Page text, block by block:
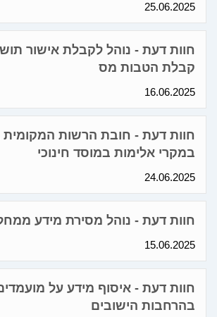
25.06.2025
חוות דעת - נוהל לקבלת אישור
קבלת הטבות מס
16.06.2025
חוות דעת - חובת הרשות המקומית
במקרי אלימות במוסד חינוכי
24.06.2025
חוות דעת - נוהל מסירת מידע
15.06.2025
חוות דעת - איסוף מידע על
בהרחבות הישובים